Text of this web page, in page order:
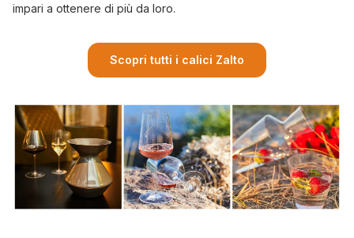
impari a ottenere di più da loro.
Scopri tutti i calici Zalto